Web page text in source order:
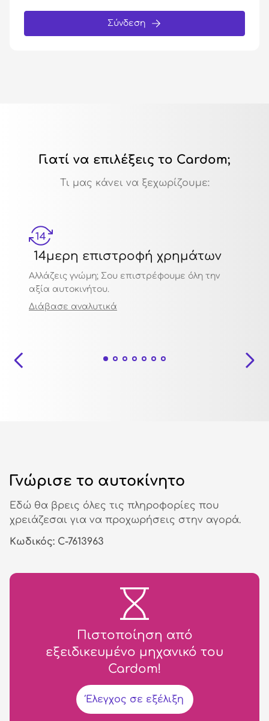
Σύνδεση
Γιατί να επιλέξεις το Cardom;
Τι μας κάνει να ξεχωρίζουμε:
14μερη επιστροφή χρημάτων
Αλλάζεις γνώμη; Σου επιστρέφουμε όλη την
αξία αυτοκινήτου.
Διάβασε αναλυτικά
Γνώρισε το αυτοκίνητο
Εδώ θα βρεις όλες τις πληροφορίες που
χρειάζεσαι για να προχωρήσεις στην αγορά.
Κωδικός: C-7613963
Πιστοποίηση από
εξειδικευμένο μηχανικό του
Cardom!
Έλεγχος σε εξέλιξη